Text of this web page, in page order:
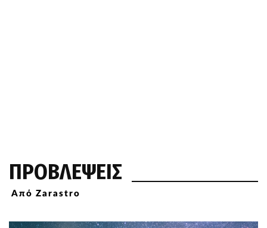
ΠΡΟΒΛΕΨΕΙΣ
Από Zarastro